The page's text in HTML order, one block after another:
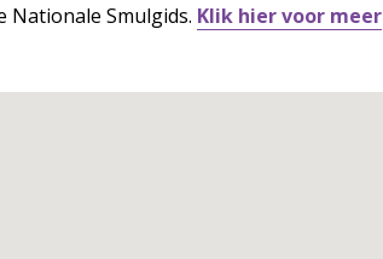
Nationale Smulgids. Klik hier voor meer